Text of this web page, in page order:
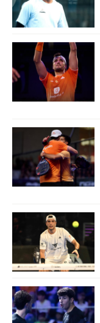
no
Puedes
acceder a
web a
abono
únicos
similares
como
sitio
IP
de
posible
traten tus
en
interés